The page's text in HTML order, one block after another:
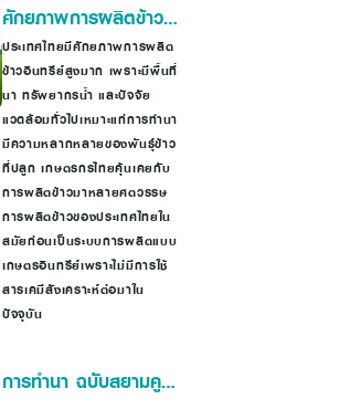
ศักยภาพการผลิตข้าว
อินทรีย์ในประเทศไทย
ประเทศไทยมีศักยภาพการผลิต
ข้าวอินทรีย์สูงมาก เพราะมีพื้นที่
นา ทรัพยากรน้ำ และปัจจัย
แวดล้อมทั่วไปเหมาะแก่การทำนา
มีความหลากหลายของพันธุ์ข้าว
ที่ปลูก เกษตรกรไทยคุ้นเคยกับ
การผลิตข้าวมาหลายศตวรรษ
การผลิตข้าวของประเทศไทยใน
สมัยก่อนเป็นระบบการผลิตแบบ
เกษตรอินทรีย์เพราะไม่มีการใช้
สารเคมีสังเคราะห์ต่อมาใน
ปัจจุบัน
การทำนา ฉบับสยามคู